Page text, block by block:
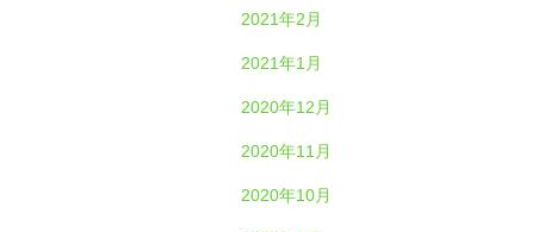
2021年2月
2021年1月
2020年12月
2020年11月
2020年10月